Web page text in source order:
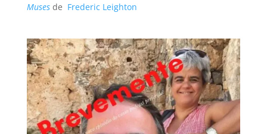
Musesde Frederic Leighton